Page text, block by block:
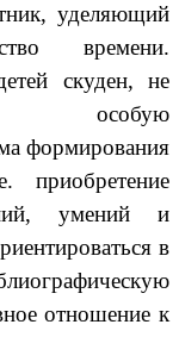
уделяющий
времени.
скуден, не
особую
формирования
приобретение
умений и
в
отношение к